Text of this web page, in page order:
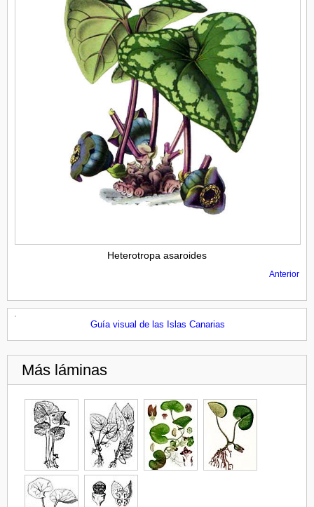
Heterotropa asaroides
Anterior
Guía visual de las Islas Canarias
Más láminas